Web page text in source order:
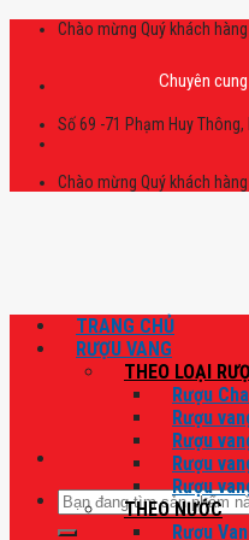
Skip
Chào mừng Quý khách hàng
Chuyên cung cấp
Số 69 -71 Phạm Huy Thông,
Chào mừng Quý khách hàng
Tìm
kiếm:
TRANG CHỦ
RƯỢU VANG
THEO LOẠI
Rượu
Rượu
Rượu
Rượu
Rượu
THEO NƯỚC
Rượu